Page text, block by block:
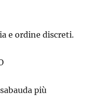
e ordine discreti.
più